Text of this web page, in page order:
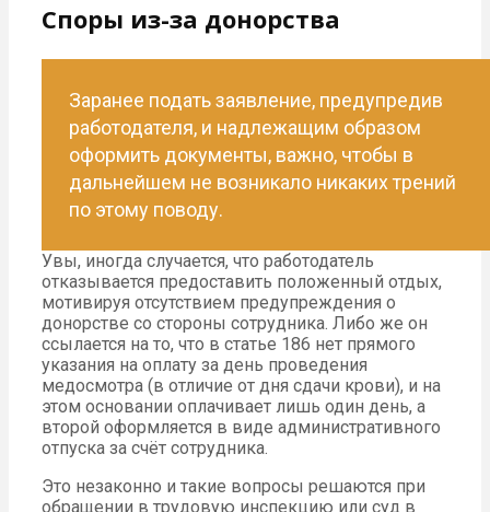
Споры из-за донорства
Заранее подать заявление, предупредив
работодателя, и надлежащим образом
оформить документы, важно, чтобы в
дальнейшем не возникало никаких трений
по этому поводу.
Увы, иногда случается, что работодатель
отказывается предоставить положенный отдых,
мотивируя отсутствием предупреждения о
донорстве со стороны сотрудника. Либо же он
ссылается на то, что в статье 186 нет прямого
указания на оплату за день проведения
медосмотра (в отличие от дня сдачи крови), и на
этом основании оплачивает лишь один день, а
второй оформляется в виде административного
отпуска за счёт сотрудника.
Это незаконно и такие вопросы решаются при
обращении в трудовую инспекцию или суд в